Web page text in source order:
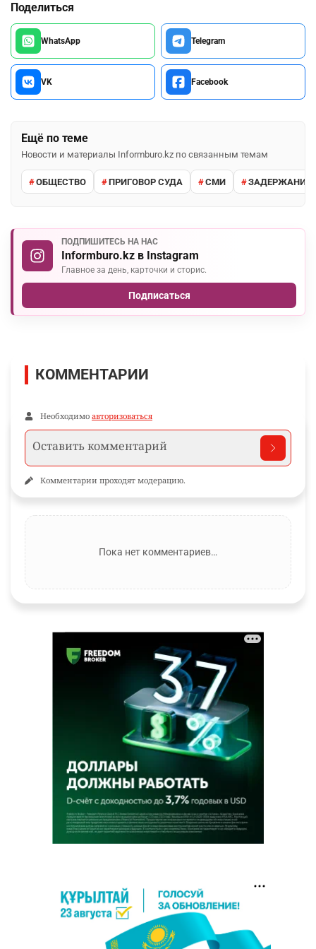
Поделиться
WhatsApp Telegram
VK Facebook
Ещё по теме
Новости и материалы Informburo.kz по связанным темам
ОБЩЕСТВО ПРИГОВОР СУДА СМИ ЗАДЕРЖАНИЕ
ПОДПИШИТЕСЬ НА НАС
Informburo.kz в Instagram
Главное за день, карточки и сторис.
Подписаться
КОММЕНТАРИИ
Необходимо авторизоваться
Комментарии проходят модерацию.
Пока нет комментариев…